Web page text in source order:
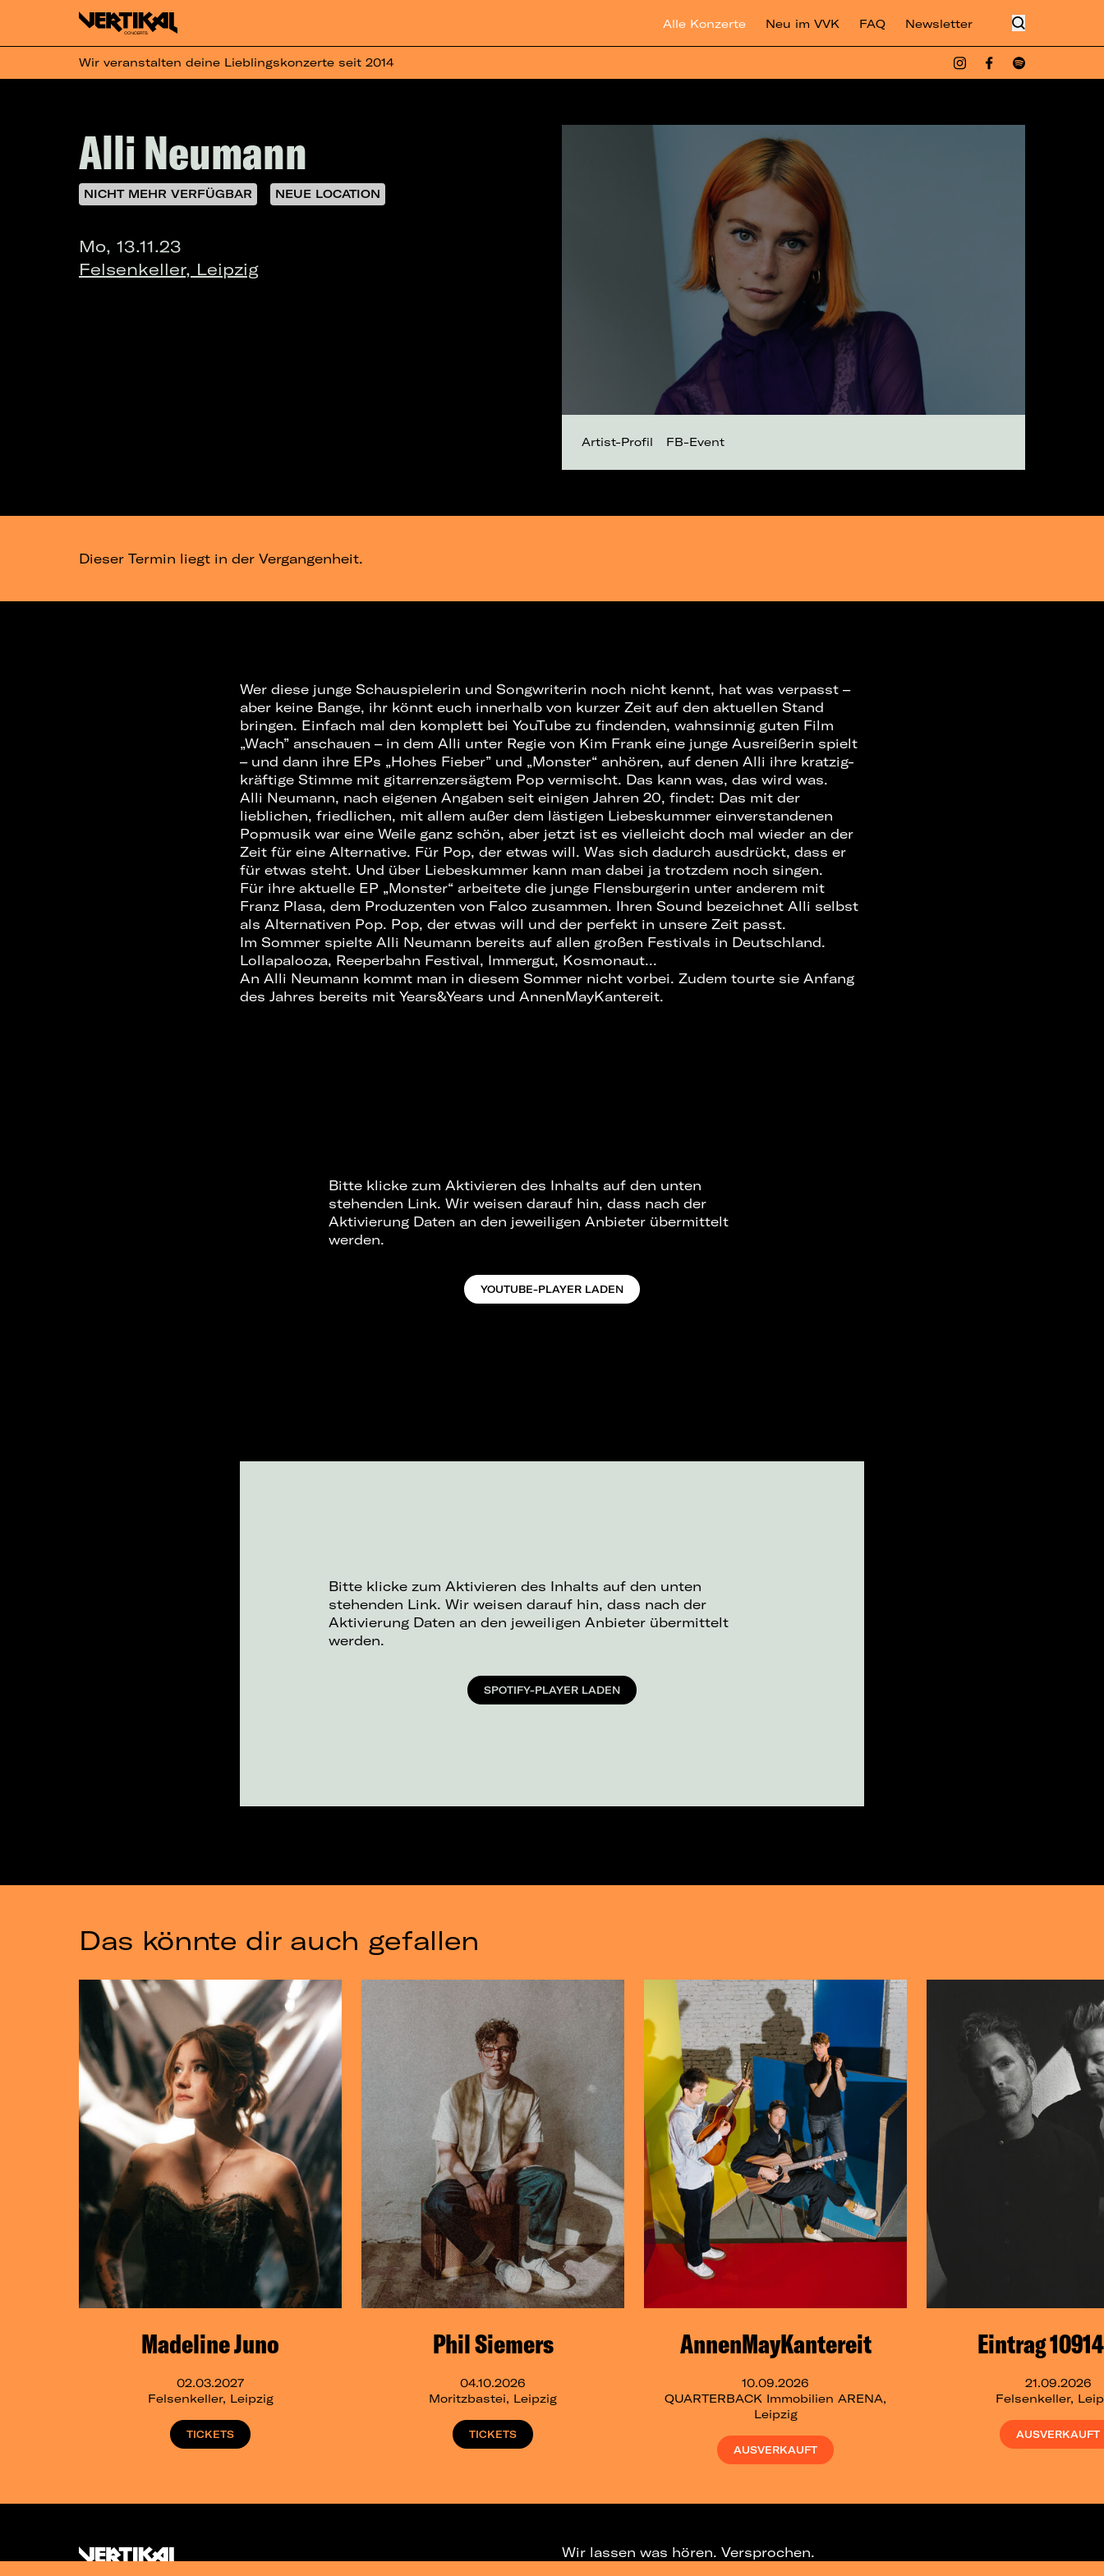
Alle Konzerte Neu im VVK FAQ Newsletter
Wir veranstalten deine Lieblingskonzerte seit 2014
Alli Neumann
NICHT MEHR VERFÜGBAR NEUE LOCATION
Mo, 13.11.23
Felsenkeller, Leipzig
Artist-Profil FB-Event
Dieser Termin liegt in der Vergangenheit.
Wer diese junge Schauspielerin und Songwriterin noch nicht kennt, hat was verpasst –
aber keine Bange, ihr könnt euch innerhalb von kurzer Zeit auf den aktuellen Stand
bringen. Einfach mal den komplett bei YouTube zu findenden, wahnsinnig guten Film
„Wach” anschauen – in dem Alli unter Regie von Kim Frank eine junge Ausreißerin spielt
– und dann ihre EPs „Hohes Fieber” und „Monster“ anhören, auf denen Alli ihre kratzig-
kräftige Stimme mit gitarrenzersägtem Pop vermischt. Das kann was, das wird was.
Alli Neumann, nach eigenen Angaben seit einigen Jahren 20, findet: Das mit der
lieblichen, friedlichen, mit allem außer dem lästigen Liebeskummer einverstandenen
Popmusik war eine Weile ganz schön, aber jetzt ist es vielleicht doch mal wieder an der
Zeit für eine Alternative. Für Pop, der etwas will. Was sich dadurch ausdrückt, dass er
für etwas steht. Und über Liebeskummer kann man dabei ja trotzdem noch singen.
Für ihre aktuelle EP „Monster“ arbeitete die junge Flensburgerin unter anderem mit
Franz Plasa, dem Produzenten von Falco zusammen. Ihren Sound bezeichnet Alli selbst
als Alternativen Pop. Pop, der etwas will und der perfekt in unsere Zeit passt.
Im Sommer spielte Alli Neumann bereits auf allen großen Festivals in Deutschland.
Lollapalooza, Reeperbahn Festival, Immergut, Kosmonaut...
An Alli Neumann kommt man in diesem Sommer nicht vorbei. Zudem tourte sie Anfang
des Jahres bereits mit Years&Years und AnnenMayKantereit.
Bitte klicke zum Aktivieren des Inhalts auf den unten
stehenden Link. Wir weisen darauf hin, dass nach der
Aktivierung Daten an den jeweiligen Anbieter übermittelt
werden.
YOUTUBE-PLAYER LADEN
Bitte klicke zum Aktivieren des Inhalts auf den unten
stehenden Link. Wir weisen darauf hin, dass nach der
Aktivierung Daten an den jeweiligen Anbieter übermittelt
werden.
SPOTIFY-PLAYER LADEN
Das könnte dir auch gefallen
Madeline Juno
02.03.2027
Felsenkeller, Leipzig
TICKETS
Phil Siemers
04.10.2026
Moritzbastei, Leipzig
TICKETS
AnnenMayKantereit
10.09.2026
QUARTERBACK Immobilien ARENA,
Leipzig
AUSVERKAUFT
Eintrag
21.09.2026
Felsenkeller,
AUSVERKAUFT
Wir lassen was hören. Versprochen.